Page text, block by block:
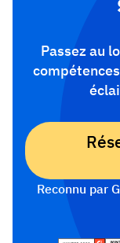
Passez au
Reconnu par